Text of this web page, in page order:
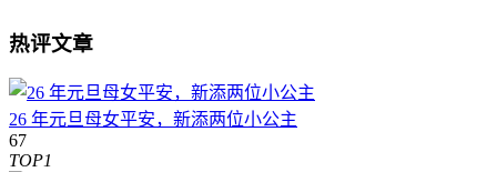
热评文章
26 年元旦母女平安，新添两位小公主
67
TOP1